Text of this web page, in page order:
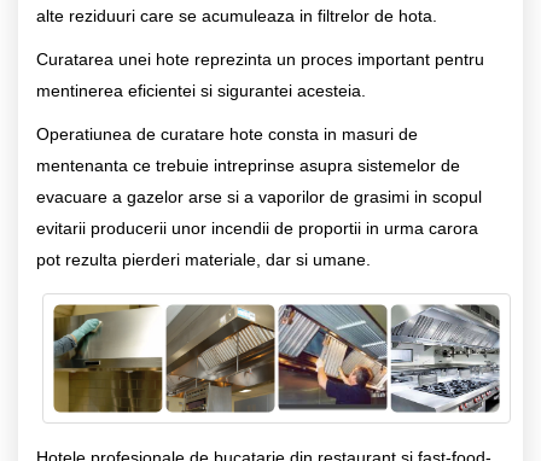
alte reziduuri care se acumuleaza in filtrelor de hota.
Curatarea unei hote reprezinta un proces important pentru
mentinerea eficientei si sigurantei acesteia.
Operatiunea de curatare hote consta in masuri de
mentenanta ce trebuie intreprinse asupra sistemelor de
evacuare a gazelor arse si a vaporilor de grasimi in scopul
evitarii producerii unor incendii de proportii in urma carora
pot rezulta pierderi materiale, dar si umane.